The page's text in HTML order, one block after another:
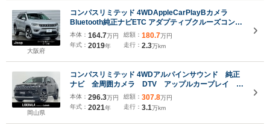
大阪府
コンパスリミテッド 4WDAppleCarPlayBカメラ
Bluetooth純正ナビETC アダプティブクルーズコント
ロール パーキングアシスト ブラインドスポットモニ
ター リアトラフィックモニター 純正アルミホイール
衝突被害軽減ブレーキ 認定中古車保証付
本体： 164.7万円
年式： 2019年
総額： 180.7万円
走行： 2.3万km
岡山県
コンパスリミテッド 4WDアルパインサウンド 純正
ナビ 全周囲カメラ DTV アップルカープレイ パ
ーキングアシスト 黒革シート パワーシート シー
トヒーター ステアリングヒーター ACC レーン
キープ ブラインドスポット
本体： 296.3万円
年式： 2021年
総額： 307.8万円
走行： 3.1万km